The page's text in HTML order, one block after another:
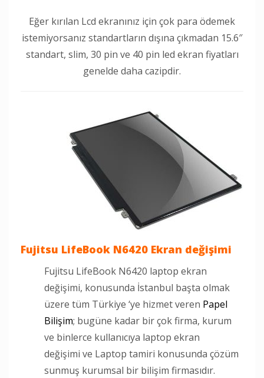
Eğer kırılan Lcd ekranınız için çok para ödemek
istemiyorsanız standartların dışına çıkmadan 15.6″
standart, slim, 30 pin ve 40 pin led ekran fiyatları
genelde daha cazipdir.
Fujitsu LifeBook N6420 Ekran değişimi
Fujitsu LifeBook N6420 laptop ekran
değişimi, konusunda İstanbul başta olmak
üzere tüm Türkiye ‘ye hizmet veren Papel
Bilişim; bugüne kadar bir çok firma, kurum
ve binlerce kullanıcıya laptop ekran
değişimi ve Laptop tamiri konusunda çözüm
sunmuş kurumsal bir bilişim firmasıdır.